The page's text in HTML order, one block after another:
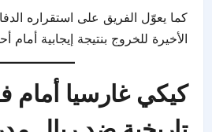
كما يعوّل الفريق على استقراره
الأخيرة للخروج بنتيجة إيجابية
كيكي غارسيا أمام